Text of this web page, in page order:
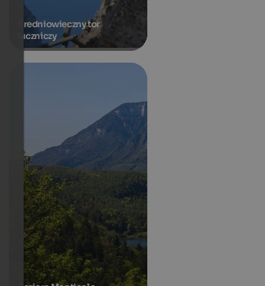
Średniowieczny tor
łuczniczy